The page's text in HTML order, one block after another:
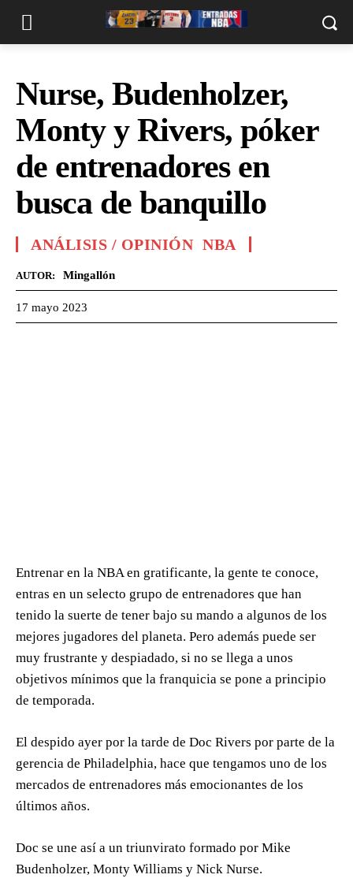
Nurse, Budenholzer,
Monty y Rivers, póker
de entrenadores en
busca de banquillo
ANÁLISIS / OPINIÓN NBA
AUTOR: Mingallón
17 mayo 2023
Entrenar en la NBA en gratificante, la gente te conoce,
entras en un selecto grupo de entrenadores que han
tenido la suerte de tener bajo su mando a algunos de los
mejores jugadores del planeta. Pero además puede ser
muy frustrante y despiadado, si no se llega a unos
objetivos mínimos que la franquicia se pone a principio
de temporada.
El despido ayer por la tarde de Doc Rivers por parte de la
gerencia de Philadelphia, hace que tengamos uno de los
mercados de entrenadores más emocionantes de los
últimos años.
Doc se une así a un triunvirato formado por Mike
Budenholzer, Monty Williams y Nick Nurse.